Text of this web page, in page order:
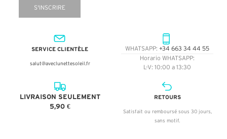
S'INSCRIRE
SERVICE CLIENTÈLE
salut@aveclunettesoleil.fr
WHATSAPP: +34 663 34 44 55
Horario WHATSAPP:
L-V: 10:00 a 13:30
LIVRAISON SEULEMENT
5,90 €
RETOURS
Satisfait ou remboursé sous 30 jours,
sans motif.